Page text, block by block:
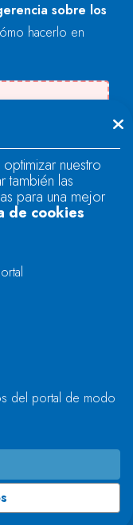
sobre los
hacerlo en
el campo
el campo
nuestro
también las
para una mejor
de cookies
del portal de modo